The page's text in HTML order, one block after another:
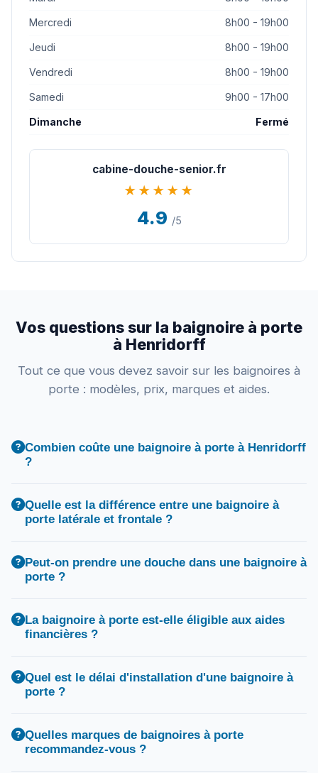
Mercredi 8h00 - 19h00
Jeudi 8h00 - 19h00
Vendredi 8h00 - 19h00
Samedi 9h00 - 17h00
Dimanche Fermé
cabine-douche-senior.fr
★★★★★
4.9 /5
Vos questions sur la baignoire à porte
à Henridorff
Tout ce que vous devez savoir sur les baignoires à
porte : modèles, prix, marques et aides.
Combien coûte une baignoire à porte à Henridorff
?
Quelle est la différence entre une baignoire à
porte latérale et frontale ?
Peut-on prendre une douche dans une baignoire à
porte ?
La baignoire à porte est-elle éligible aux aides
financières ?
Quel est le délai d'installation d'une baignoire à
porte ?
Quelles marques de baignoires à porte
recommandez-vous ?